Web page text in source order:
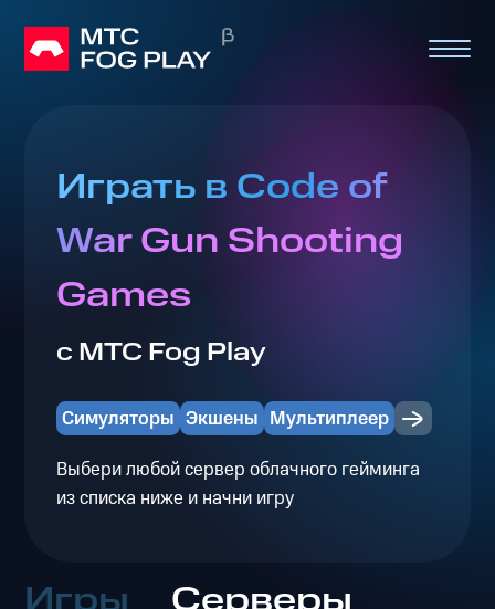
Играть в Code of
War Gun Shooting
Games
с МТС Fog Play
Симуляторы Экшены Мультиплеер
Выбери любой сервер облачного гейминга
из списка ниже и начни игру